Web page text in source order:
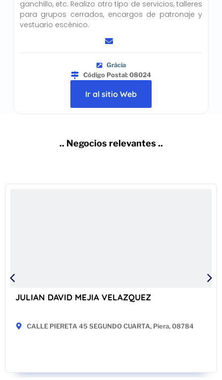
ganchillo, etc. Realizo otro tipo de servicios, talleres
para grupos cerrados, encargos de patronaje y
vestuario escénico.
Gràcia
Código Postal: 08024
Ir al sitio Web
.. Negocios relevantes ..
JULIAN DAVID MEJIA VELAZQUEZ
CALLE PIERETA 45 SEGUNDO CUARTA, Piera, 08784